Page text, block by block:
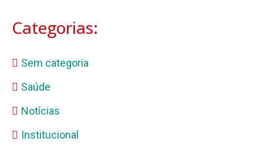
Categorias:
Sem categoria
Saúde
Notícias
Institucional